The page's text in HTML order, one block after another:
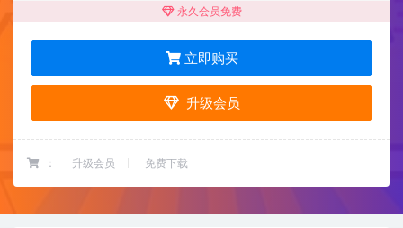
永久会员免费
立即购买
升级会员
： 升级会员 免费下载